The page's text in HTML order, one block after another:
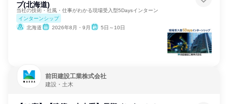
プ(北海道)
当社の技術・社風・仕事がわかる現場受入型5Daysインターン
インターンシップ
北海道
2026年8月・9月 5日～10日
前田建設工業株式会社
建設・土木